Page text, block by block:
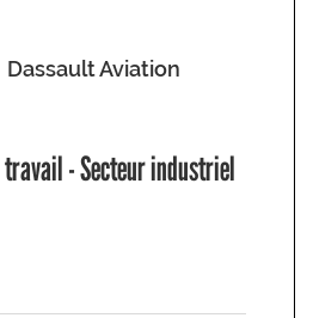
Dassault Aviation
- Secteur industriel